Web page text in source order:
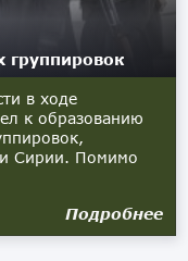
группировок
в ходе
к образованию
Сирии. Помимо
Подробнее